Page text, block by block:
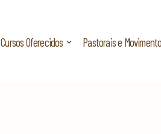
Cursos Oferecidos Pastorais e